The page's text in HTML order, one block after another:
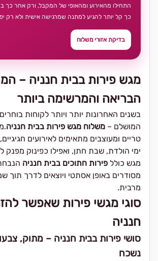
מגש פירות בבית חנניה –
הבריאה והמרשימה ביותר
בשנים האחרונות יותר ויותר לקוחות
המושלם – משלוח מגש פירות בבית חנניה
טריים ומעוצבים מתאימים לאירועים
ימי הולדת, שבת חתן, ואפילו כפינוק מפנק
מגש כולל פירות חתוכים בבית חנניה
מסודרים באופן אסתטי ויוצאים לדרך תוך
מרבית.
סוגי מגשי פירות שאפשר
חנניה
סושי פירות בבית חנניה – מתוק,
נשכח
התחילו מהאירוע ומהאופי של המקבל, ורק אחר כך
כך קל יותר להגיע למתנה שמרגישה אישית ולא רק
בדיקת אזורי משלוח